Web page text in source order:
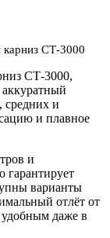
СТ-3000
СТ-3000,
средних и
и плавное
и
гарантирует
варианты
отлёт от
удобным даже в